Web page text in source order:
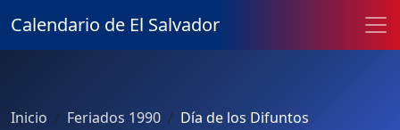
Calendario de El Salvador
Inicio Feriados 1990 Día de los Difuntos